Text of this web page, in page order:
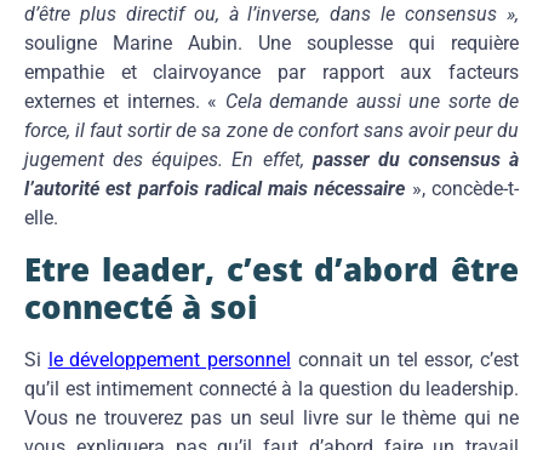
d’être plus directif ou, à l’inverse, dans le consensus »,
souligne Marine Aubin. Une souplesse qui requière
empathie et clairvoyance par rapport aux facteurs
externes et internes. « Cela demande aussi une sorte de
force, il faut sortir de sa zone de confort sans avoir peur du
jugement des équipes. En effet, passer du consensus à
l’autorité est parfois radical mais nécessaire », concède-t-
elle.
Etre leader, c’est d’abord être
connecté à soi
Si le développement personnel connait un tel essor, c’est
qu’il est intimement connecté à la question du leadership.
Vous ne trouverez pas un seul livre sur le thème qui ne